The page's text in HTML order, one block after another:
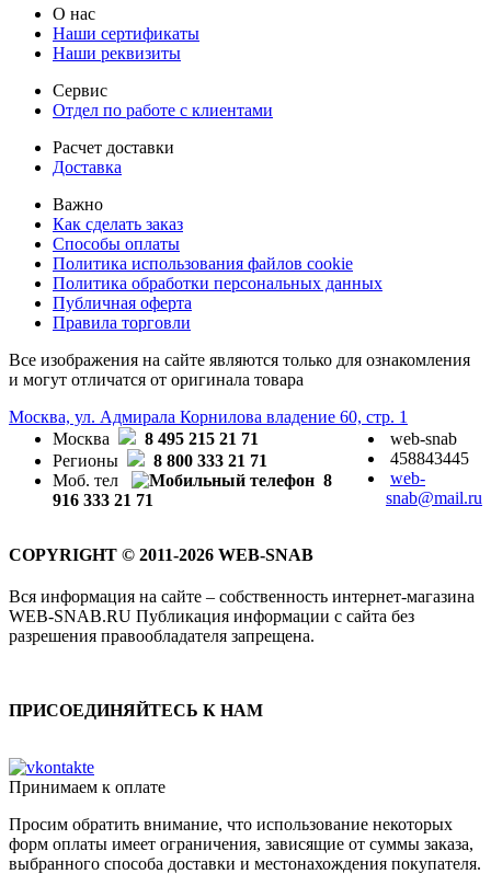
О нас
Наши сертификаты
Наши реквизиты
Сервис
Отдел по работе с клиентами
Расчет доставки
Доставка
Важно
Как сделать заказ
Способы оплаты
Политика использования файлов cookie
Политика обработки персональных данных
Публичная оферта
Правила торговли
Все изображения на сайте являются только для ознакомления
и могут отличатся от оригинала товара
Москва, ул. Адмирала Корнилова владение 60, стр. 1
Москва
8 495 215 21 71
Регионы
8 800 333 21 71
Моб. тел
8
916 333 21 71
web-snab
458843445
web-
snab@mail.ru
COPYRIGHT © 2011-2026 WEB-SNAB
Вся информация на сайте – собственность интернет-магазина
WEB-SNAB.RU Публикация информации с сайта без
разрешения правообладателя запрещена.
ПРИСОЕДИНЯЙТЕСЬ К НАМ
Принимаем к оплате
Просим обратить внимание, что использование некоторых
форм оплаты имеет ограничения, зависящие от суммы заказа,
выбранного способа доставки и местонахождения покупателя.